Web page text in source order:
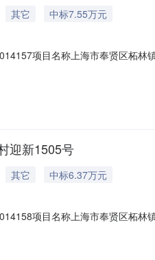
其它
中标7.55万元
项目名称上海市奉贤区柘
）；联系地址（上海市云岭东路
迎新1505号
其它
中标6.37万元
项目名称上海市奉贤区柘
联系地址（上海市云岭东路689